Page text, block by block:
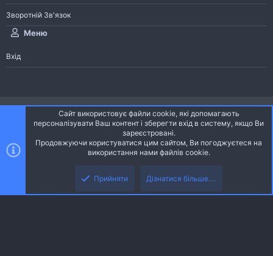
Зворотній Зв'язок
Меню
Вхід
Ніч
Українська (UA)
S
Community platform by XenForo® © 2010-2026 XenForo Ltd.
Community platform by XenForo © 2010-2022 XenForo Ltd. | dev: Pages
Сайт використовує файли cookie, які допомагають
персоналізувати Ваш контент і зберегти вхід в систему, якщо Ви
зареєстровані.
Продовжуючи користуватися цим сайтом, Ви погоджуєтеся на
використання нами файлів cookie.
Прийняти Дізнатися більше....